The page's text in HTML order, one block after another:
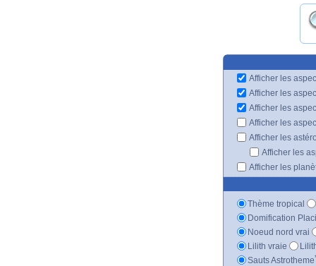
Afficher les
Afficher les
Afficher les
Afficher les
Afficher les
Afficher les
Afficher les
Thème tropical
Domification
Noeud nord vrai
Lilith vraie
Sauts Astrotheme